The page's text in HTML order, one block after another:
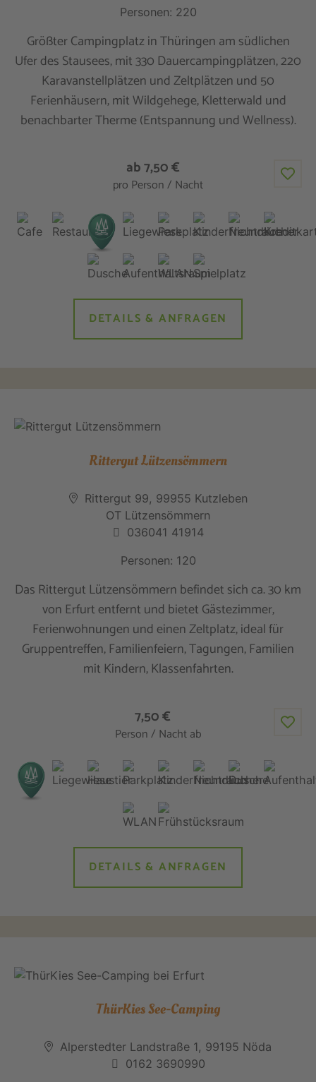
Personen: 220
Größter Campingplatz in Thüringen am südlichen
Ufer des Stausees, mit 330 Dauercampingplätzen, 220
Karavanstellplätzen und Zeltplätzen und 50
Ferienhäusern, mit Wildgehege, Kletterwald und
benachbarter Therme (Entspannung und Wellness).
ab 7,50 €
pro Person / Nacht
DETAILS & ANFRAGEN
Rittergut Lützensömmern
Rittergut 99, 99955 Kutzleben
OT Lützensömmern
036041 41914
Personen: 120
Das Rittergut Lützensömmern befindet sich ca. 30 km
von Erfurt entfernt und bietet Gästezimmer,
Ferienwohnungen und einen Zeltplatz, ideal für
Gruppentreffen, Familienfeiern, Tagungen, Familien
mit Kindern, Klassenfahrten.
7,50 €
Person / Nacht ab
DETAILS & ANFRAGEN
ThürKies See-Camping
Alperstedter Landstraße 1, 99195 Nöda
0162 3690990